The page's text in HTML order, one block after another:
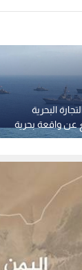
البحرية
عن واقعة بحرية
سواحل عدن